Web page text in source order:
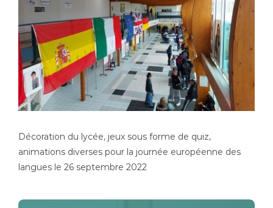
Décoration du lycée, jeux sous forme de quiz,
animations diverses pour la journée européenne des
langues le 26 septembre 2022